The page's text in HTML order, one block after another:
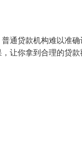
通贷款机构难以准
让你拿到合理的贷